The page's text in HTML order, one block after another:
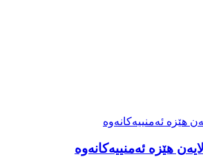
هێزە ئەمنییەکانەوە